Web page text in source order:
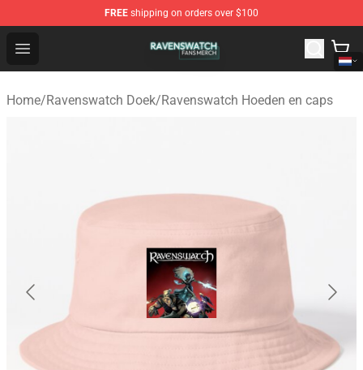
FREE shipping on orders over $100
Open menu
Ravenswatch Shop - Official Ravenswatch Merchandise
Home/Ravenswatch Doek/Ravenswatch Hoeden en caps